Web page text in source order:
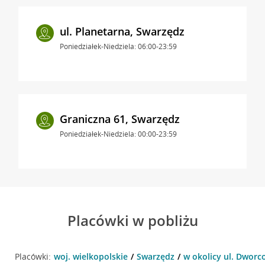
ul. Planetarna, Swarzędz
Poniedziałek-Niedziela: 06:00-23:59
Graniczna 61, Swarzędz
Poniedziałek-Niedziela: 00:00-23:59
Placówki w pobliżu
Placówki: woj. wielkopolskie Swarzędz w okolicy ul.